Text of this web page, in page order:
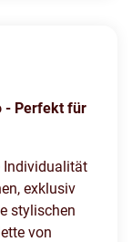
- Perfekt für
Individualität
exklusiv
stylischen
von